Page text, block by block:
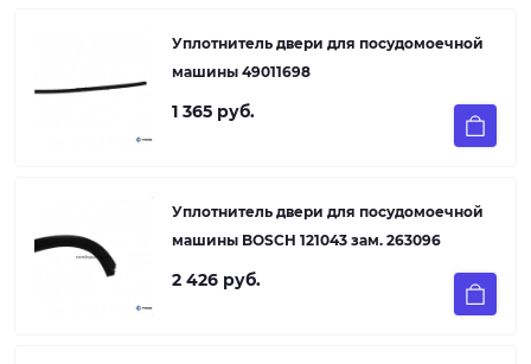
Уплотнитель двери для посудомоечной
машины 49011698
1 365 руб.
Уплотнитель двери для посудомоечной
машины BOSCH 121043 зам. 263096
2 426 руб.